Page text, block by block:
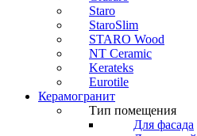
Staro
StaroSlim
STARO Wood
NT Ceramic
Kerateks
Eurotile
Керамогранит
Тип помещения
Для фасада